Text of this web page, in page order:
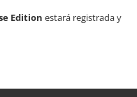
Edition estará registrada y